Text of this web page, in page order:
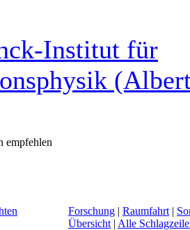
Institut für
Forschung | Raumfahrt |
Übersicht | Alle